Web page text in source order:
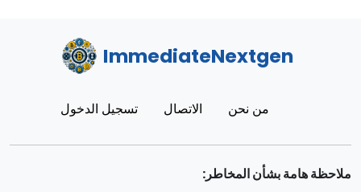
ImmediateNextgen
من نحن الاتصال تسجيل الدخول
ملاحظة هامة بشأن المخاطر: